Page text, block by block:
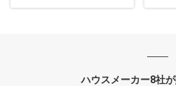
ハウスメーカー8社